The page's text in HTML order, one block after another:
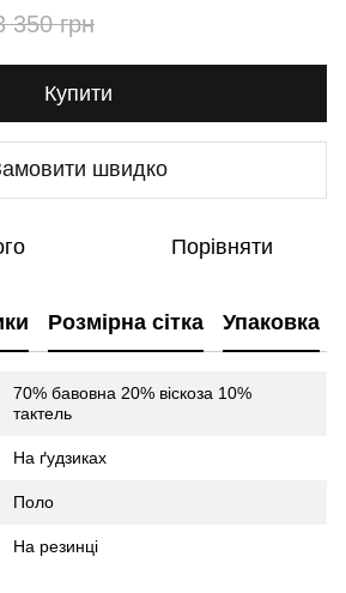
350 грн
Купити
швидко
Порівняти
Розмірна сітка Упаковка
70% бавовна 20% віскоза 10%
тактель
На ґудзиках
Поло
На резинці